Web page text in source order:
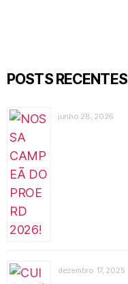
POSTS RECENTES
junho 28, 2026
dezembro 17, 2025